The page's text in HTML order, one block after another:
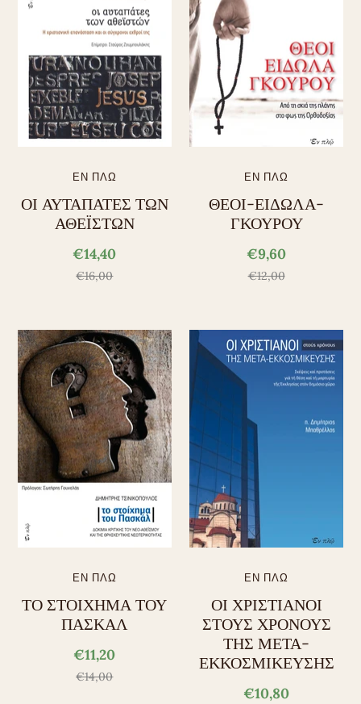
ΕΝ ΠΛΩ
ΟΙ ΑΥΤΑΠΑΤΕΣ ΤΩΝ
ΑΘΕΪΣΤΩΝ
€14,40
€16,00
ΕΝ ΠΛΩ
ΘΕΟΙ-ΕΙΔΩΛΑ-
ΓΚΟΥΡΟΥ
€9,60
€12,00
ΕΝ ΠΛΩ
ΤΟ ΣΤΟΙΧΗΜΑ ΤΟΥ
ΠΑΣΚΑΛ
€11,20
€14,00
ΕΝ ΠΛΩ
ΟΙ ΧΡΙΣΤΙΑΝΟΙ
ΣΤΟΥΣ ΧΡΟΝΟΥΣ
ΤΗΣ ΜΕΤΑ-
ΕΚΚΟΣΜΙΚΕΥΣΗΣ
€10,80